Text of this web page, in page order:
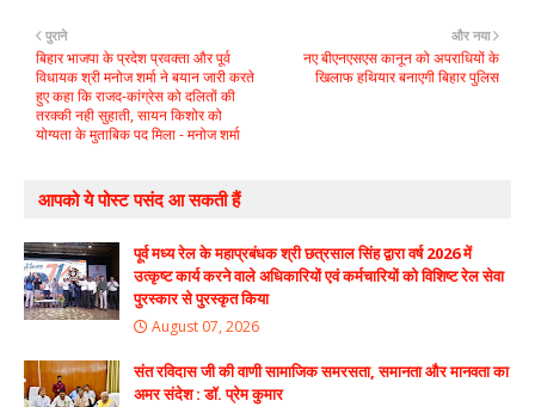
और नया
नए बीएनएसएस कानून को अपराधियों के
खिलाफ हथियार बनाएगी बिहार पुलिस
पुराने
बिहार भाजपा के प्रदेश प्रवक्ता और पूर्व
विधायक श्री मनोज शर्मा ने बयान जारी करते
हुए कहा कि राजद-कांग्रेस को दलितों की
तरक्की नही सुहाती, सायन किशोर को
योग्यता के मुताबिक पद मिला - मनोज शर्मा
आपको ये पोस्ट पसंद आ सकती हैं
पूर्व मध्य रेल के महाप्रबंधक श्री छत्रसाल सिंह द्वारा वर्ष 2026 में
उत्कृष्ट कार्य करने वाले अधिकारियों एवं कर्मचारियों को विशिष्ट रेल सेवा
पुरस्कार से पुरस्कृत किया
August 07, 2026
संत रविदास जी की वाणी सामाजिक समरसता, समानता और मानवता का
अमर संदेश : डॉ. प्रेम कुमार